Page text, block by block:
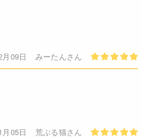
09日 みーたんさん
05日 荒ぶる猫さん